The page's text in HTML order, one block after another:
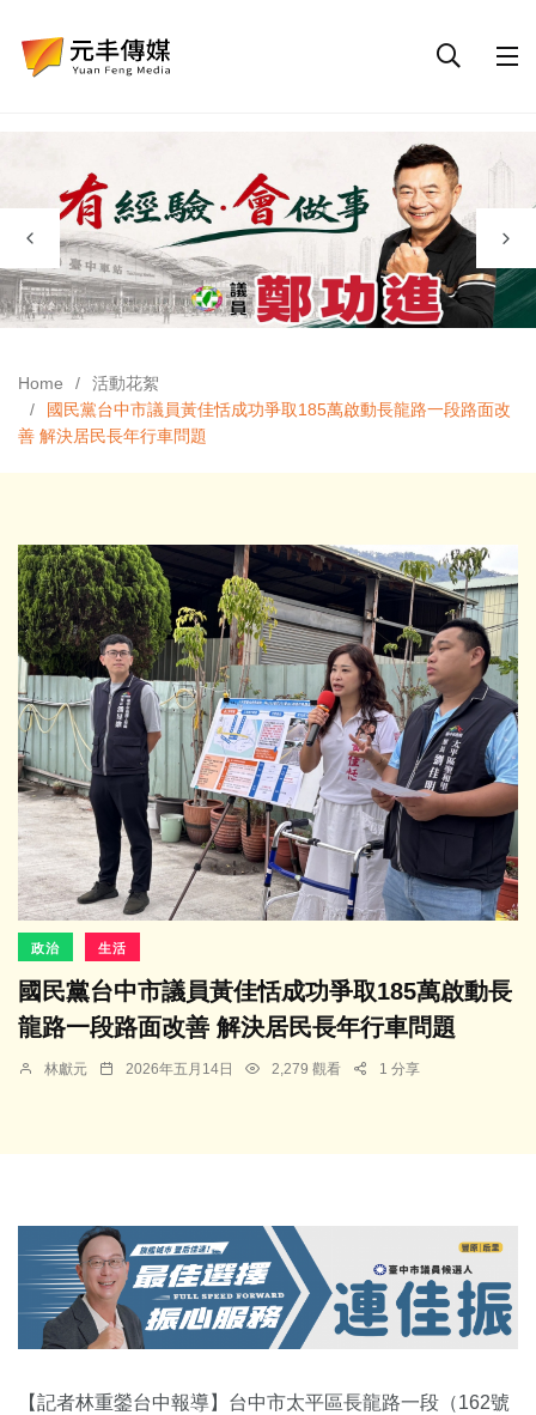
Home
活動花絮
國民黨台中市議員黃佳恬成功爭取185萬啟動長龍路一段路面改
善 解決居民長年行車問題
政治 生活
國民黨台中市議員黃佳恬成功爭取185萬啟動長
龍路一段路面改善 解決居民長年行車問題
林獻元 2026年五月14日 2,279 觀看 1 分享
【記者林重鎣台中報導】台中市太平區長龍路一段（162號